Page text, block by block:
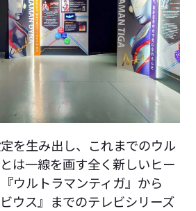
を生み出し、これまでのウル
は一線を画す全く新しいヒー
ウルトラマンティガ』から
ウス』までのテレビシリーズ